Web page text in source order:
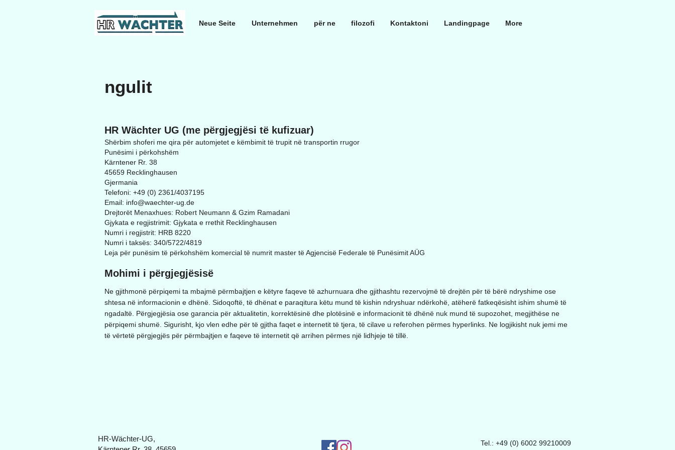
Neue Seite Unternehmen për ne filozofi Kontaktoni Landingpage More
ngulit
HR Wächter UG (me përgjegjësi të kufizuar)
Shërbim shoferi me qira për automjetet e këmbimit të trupit në transportin rrugor
Punësimi i përkohshëm
Kärntener Rr. 38
45659 Recklinghausen
Gjermania
Telefoni: +49 (0) 2361/4037195
Email: info@waechter-ug.de
Drejtorët Menaxhues: Robert Neumann & Gzim Ramadani
Gjykata e regjistrimit: Gjykata e rrethit Recklinghausen
Numri i regjistrit: HRB 8220
Numri i taksës: 340/5722/4819
Leja për punësim të përkohshëm komercial të numrit master të Agjencisë Federale të Punësimit AÜG
Mohimi i përgjegjësisë
Ne gjithmonë përpiqemi ta mbajmë përmbajtjen e këtyre faqeve të azhurnuara dhe gjithashtu rezervojmë të drejtën për të bërë ndryshime ose
shtesa në informacionin e dhënë. Sidoqoftë, të dhënat e paraqitura këtu mund të kishin ndryshuar ndërkohë, atëherë fatkeqësisht ishim shumë të
ngadaltë. Përgjegjësia ose garancia për aktualitetin, korrektësinë dhe plotësinë e informacionit të dhënë nuk mund të supozohet, megjithëse ne
përpiqemi shumë. Sigurisht, kjo vlen edhe për të gjitha faqet e internetit të tjera, të cilave u referohen përmes hyperlinks. Ne logjikisht nuk jemi me
të vërtetë përgjegjës për përmbajtjen e faqeve të internetit që arrihen përmes një lidhjeje të tillë.
HR-Wächter-UG,
Tel.: +49 (0) 6002 99210009